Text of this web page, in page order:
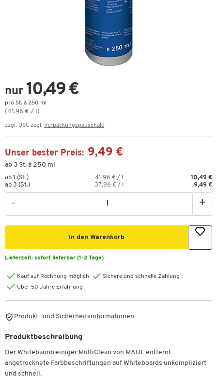
nur 10,49 €
pro St. à 250 ml
(41,96 € / l)
zzgl. USt. zzgl. Verpackungspauschale
Unser bester Preis: 9,49 €
ab 3 St. à 250 ml
ab 1 (St.) 41,96 € / l
10,49 €
ab 3 (St.)
37,96 € / l 9,49 €
- +
In den Warenkorb
Lieferzeit: sofort lieferbar (1-2 Tage)
Kauf auf Rechnung möglich
Sichere und schnelle Zahlung
Über 50 Jahre Erfahrung
Produkt- und Sicherheitsinformationen
Produktbeschreibung
Der Whitebaordreiniger MultiClean von MAUL entfernt
angetrocknete Farbbeschriftungen auf Whiteboards unkompliziert
und schnell.